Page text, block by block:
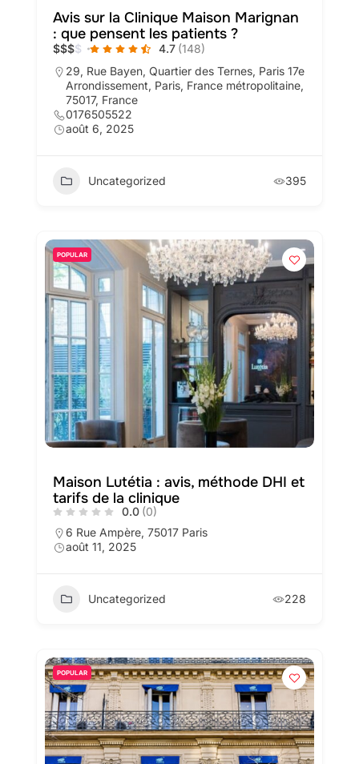
Avis sur la Clinique Maison Marignan
: que pensent les patients ?
$$$$ 4.7 (148)
29, Rue Bayen, Quartier des Ternes, Paris 17e
Arrondissement, Paris, France métropolitaine,
75017, France
0176505522
août 6, 2025
Uncategorized 395
POPULAR
Maison Lutétia : avis, méthode DHI et
tarifs de la clinique
0.0 (0)
6 Rue Ampère, 75017 Paris
août 11, 2025
Uncategorized 228
POPULAR